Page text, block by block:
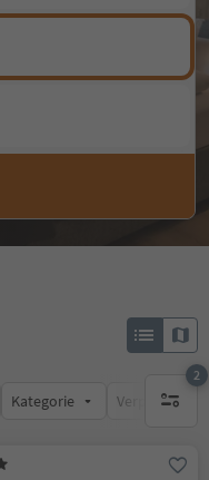
Kategorie
2
aktive